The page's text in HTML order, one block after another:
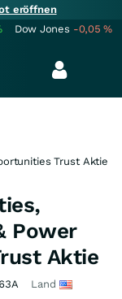
eröffnen
Dow Jones -0,05%
Trust Aktie
Power
Aktie
63A Land